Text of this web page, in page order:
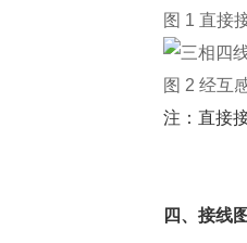
图 1 直接
图 2经互
注：直接
四、接线